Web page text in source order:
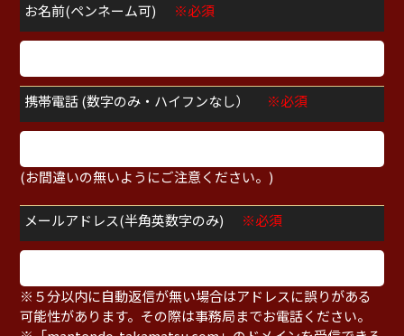
お名前(ペンネーム可) ※必須
携帯電話 (数字のみ・ハイフンなし） ※必須
(お間違いの無いようにご注意ください。)
メールアドレス(半角英数字のみ) ※必須
※５分以内に自動返信が無い場合はアドレスに誤りがある
可能性があります。その際は事務局までお電話ください。